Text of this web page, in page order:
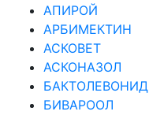
АПИРОЙ
АРБИМЕКТИН
АСКОВЕТ
АСКОНАЗОЛ
БАКТОЛЕВОНИД
БИВАРООЛ